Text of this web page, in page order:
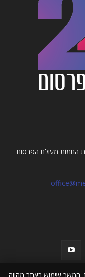
כל החדשות החמות מעולם הפרסום
המשך שימוש באתר מהווה